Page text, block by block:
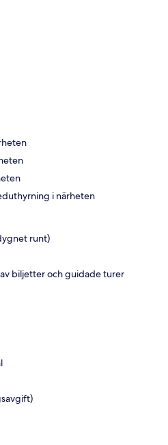
i närheten
runt)
biljetter och guidade turer